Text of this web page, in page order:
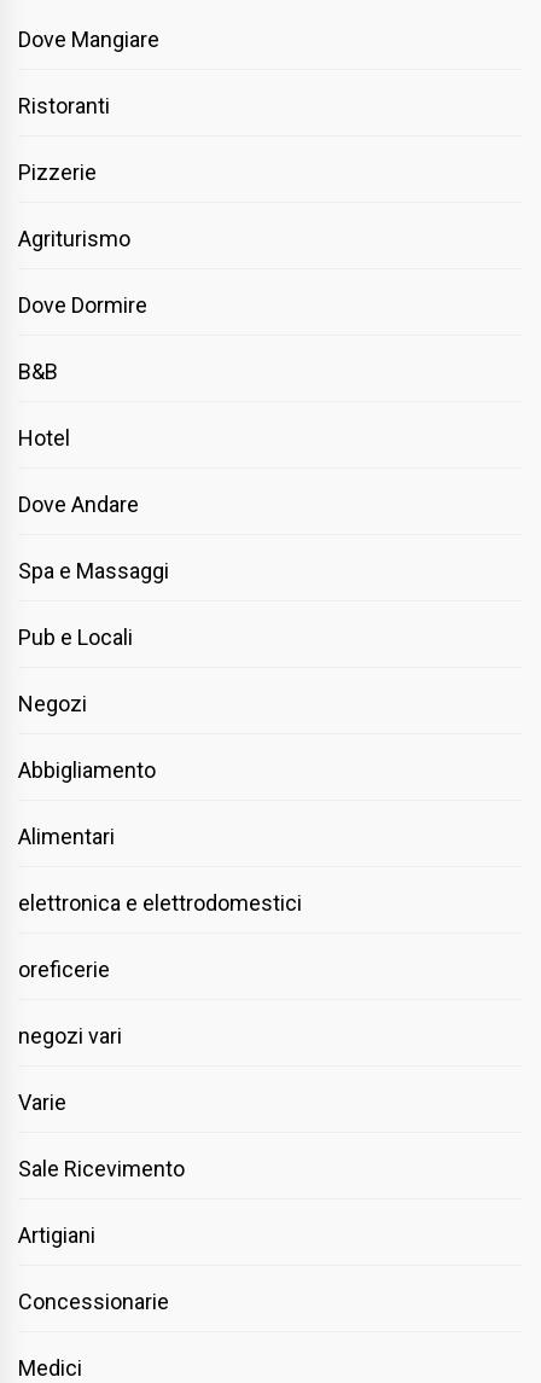
Dove Mangiare
Ristoranti
Pizzerie
Agriturismo
Dove Dormire
B&B
Hotel
Dove Andare
Spa e Massaggi
Pub e Locali
Negozi
Abbigliamento
Alimentari
elettronica e elettrodomestici
oreficerie
negozi vari
Varie
Sale Ricevimento
Artigiani
Concessionarie
Medici